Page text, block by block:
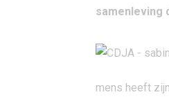
samenleving
mens heeft